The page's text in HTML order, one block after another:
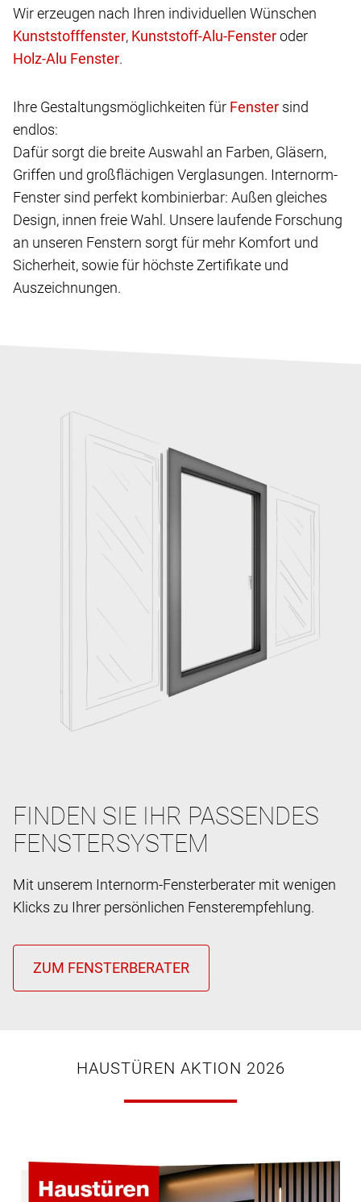
Wir erzeugen nach Ihren individuellen Wünschen
,
oder
.
Ihre Gestaltungsmöglichkeiten für
sind
endlos:
Dafür sorgt die breite Auswahl an Farben, Gläsern,
Griffen und großflächigen Verglasungen. Internorm-
Fenster sind perfekt kombinierbar: Außen gleiches
Design, innen freie Wahl. Unsere laufende Forschung
an unseren Fenstern sorgt für mehr Komfort und
Sicherheit, sowie für höchste Zertifikate und
Auszeichnungen.
FINDEN SIE IHR PASSENDES
FENSTERSYSTEM
Mit unserem Internorm-Fensterberater mit wenigen
Klicks zu Ihrer persönlichen Fensterempfehlung.
HAUSTÜREN AKTION 2026